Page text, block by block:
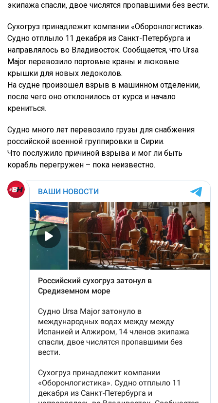
экипажа спасли, двое числятся пропавшими без вести.
Сухогруз принадлежит компании «Оборонлогистика».
Судно отплыло 11 декабря из Санкт-Петербурга и
направлялось во Владивосток. Сообщается, что Ursa
Major перевозило портовые краны и люковые
крышки для новых ледоколов.
На судне произошел взрыв в машинном отделении,
после чего оно отклонилось от курса и начало
крениться.
Судно много лет перевозило грузы для снабжения
российской военной группировки в Сирии.
Что послужило причиной взрыва и мог ли быть
корабль перегружен – пока неизвестно.